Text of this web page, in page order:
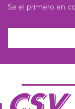
Se el primero en